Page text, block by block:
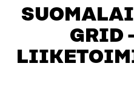
GRID